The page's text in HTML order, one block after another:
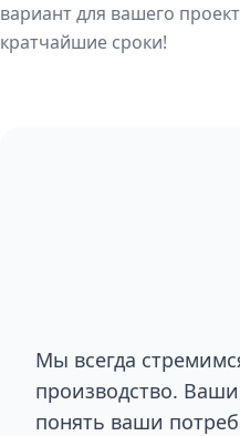
вариант для вашего
кратчайшие сроки!
Мы всегда
производство.
понять ваши